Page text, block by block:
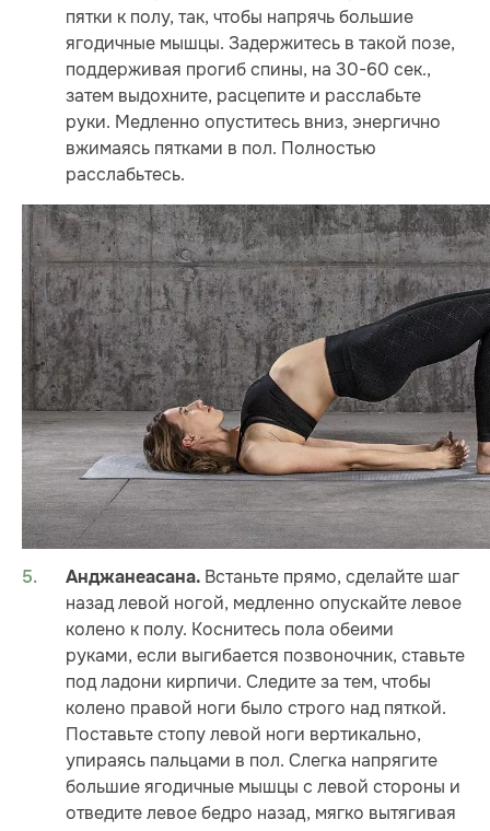
пятки к полу, так, чтобы напрячь большие
ягодичные мышцы. Задержитесь в такой позе,
поддерживая прогиб спины, на 30-60 сек.,
затем выдохните, расцепите и расслабьте
руки. Медленно опуститесь вниз, энергично
вжимаясь пятками в пол. Полностью
расслабьтесь.
Анджанеасана. Встаньте прямо, сделайте шаг
назад левой ногой, медленно опускайте левое
колено к полу. Коснитесь пола обеими
руками, если выгибается позвоночник, ставьте
под ладони кирпичи. Следите за тем, чтобы
колено правой ноги было строго над пяткой.
Поставьте стопу левой ноги вертикально,
упираясь пальцами в пол. Слегка напрягите
большие ягодичные мышцы с левой стороны и
отведите левое бедро назад, мягко вытягивая